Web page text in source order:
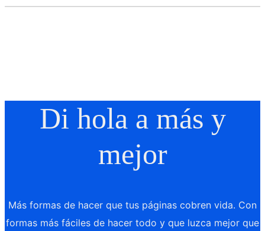
Di hola a más y
mejor
Más formas de hacer que tus páginas cobren vida. Con
formas más fáciles de hacer todo y que luzca mejor que